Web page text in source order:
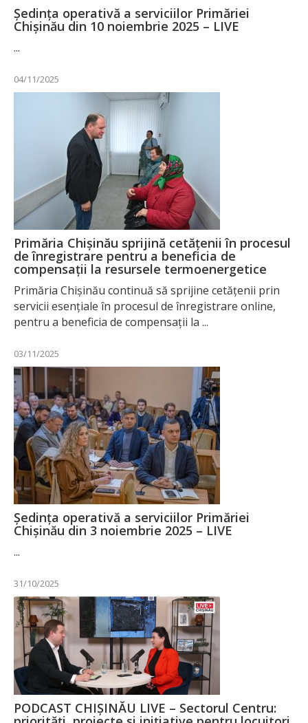
Ședința operativă a serviciilor Primăriei
Chișinău din 10 noiembrie 2025 – LIVE
...
04/11/2025
Primăria Chișinău sprijină cetățenii în procesul
de înregistrare pentru a beneficia de
compensații la resursele termoenergetice
Primăria Chișinău continuă să sprijine cetățenii prin
servicii esențiale în procesul de înregistrare online,
pentru a beneficia de compensații la ...
03/11/2025
Ședința operativă a serviciilor Primăriei
Chișinău din 3 noiembrie 2025 – LIVE
...
31/10/2025
PODCAST CHIȘINĂU LIVE – Sectorul Centru: